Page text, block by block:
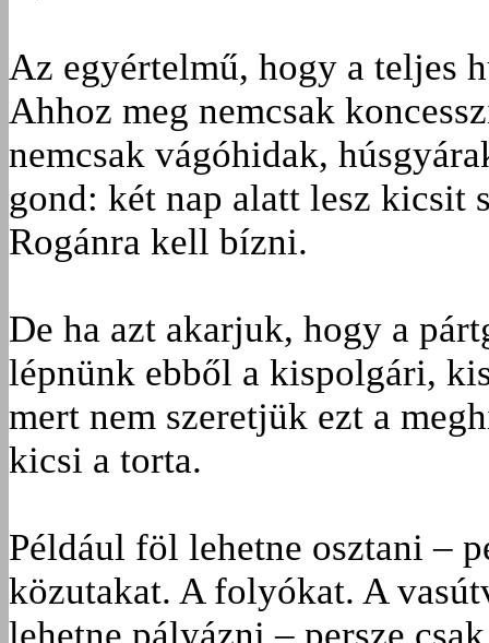
Az egyértelmű, hogy a teljes
Ahhoz meg nemcsak
nemcsak vágóhidak,
gond: két nap alatt lesz kicsit
Rogánra kell bízni.
De ha azt akarjuk, hogy a
lépnünk ebből a kispolgári,
mert nem szeretjük ezt a
kicsi a torta.
Például föl lehetne osztani –
közutakat. A folyókat. A